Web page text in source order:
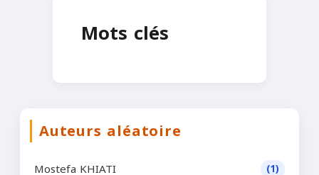
Mots clés
Auteurs aléatoire
Mostefa KHIATI (1)